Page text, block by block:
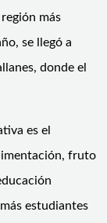
más
se llegó a
donde el
es el
fruto
estudiantes